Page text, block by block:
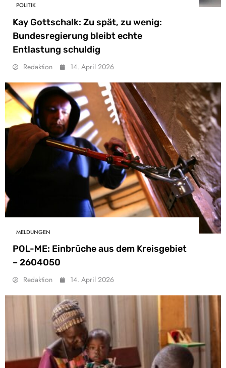
POLITIK
Kay Gottschalk: Zu spät, zu wenig:
Bundesregierung bleibt echte
Entlastung schuldig
Redaktion 14. April 2026
MELDUNGEN
POL-ME: Einbrüche aus dem Kreisgebiet
– 2604050
Redaktion 14. April 2026